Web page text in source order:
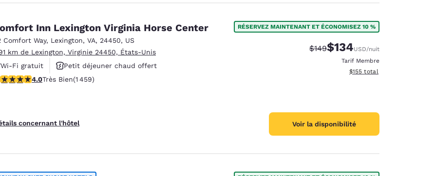
Inn Lexington Virginia Horse Center
Comfort Way, Lexington, VA, 24450, US
km de Lexington, Virginie 24450, États-Unis
Wi-Fi gratuit
Petit déjeuner chaud offert
Animaux acceptés
étoiles. Très Bien. 1459 commentaires
4.0Très Bien(1 459)
concernant l'hôtel
RÉSERVEZ MAINTENANT ET ÉCONOMISEZ 10 %
Tarif barré :
$149Tarif réduit :
$134USD/nuit
Tarif Membre
Afficher les détails du total
$155 total
Voir la disponibilité